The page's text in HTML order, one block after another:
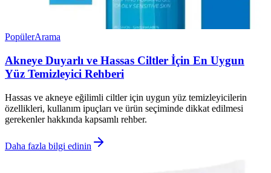
PopülerArama
Akneye Duyarlı ve Hassas Ciltler İçin En Uygun
Yüz Temizleyici Rehberi
Hassas ve akneye eğilimli ciltler için uygun yüz temizleyicilerin
özellikleri, kullanım ipuçları ve ürün seçiminde dikkat edilmesi
gerekenler hakkında kapsamlı rehber.
Daha fazla bilgi edinin